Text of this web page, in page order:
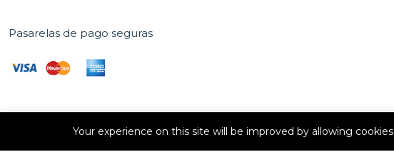
Pasarelas de pago seguras
Your experience on this site will be improved by allowing cookies